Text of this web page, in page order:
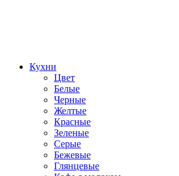
Кухни
Цвет
Белые
Черные
Желтые
Красные
Зеленые
Серые
Бежевые
Глянцевые